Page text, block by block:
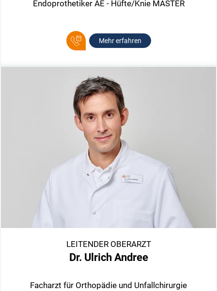
Endoprothetiker AE - Hüfte/Knie MASTER
Mehr erfahren
LEITENDER OBERARZT
Dr. Ulrich Andree
Facharzt für Orthopädie und Unfallchirurgie